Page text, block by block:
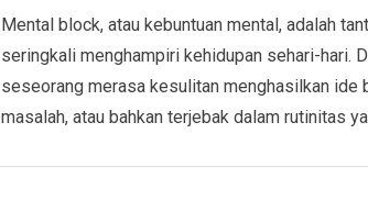
Mental block, atau kebuntuan mental, adalah
seringkali menghampiri kehidupan sehari-hari.
seseorang merasa kesulitan menghasilkan ide
masalah, atau bahkan terjebak dalam rutinitas